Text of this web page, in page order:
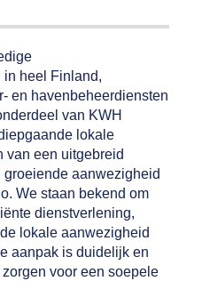
in heel Finland,
en havenbeheerdiensten
van KWH
lokale
van een uitgebreid
groeiende aanwezigheid
We staan bekend om
dienstverlening,
lokale aanwezigheid
aanpak is duidelijk en
voor een soepele